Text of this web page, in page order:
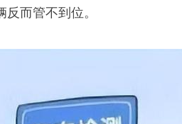
反而管不到位。